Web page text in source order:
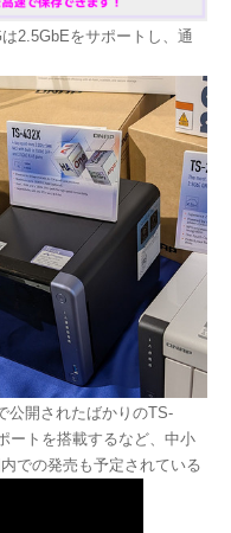
2.5GbEをサポートし、通
公開されたばかりのTS-
ートを搭載するなど、中小
での発売も予定されている